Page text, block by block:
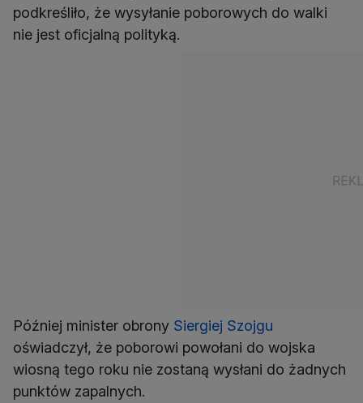
podkreśliło, że wysyłanie poborowych do walki
nie jest oficjalną polityką.
Później minister obrony Siergiej Szojgu
oświadczył, że poborowi powołani do wojska
wiosną tego roku nie zostaną wysłani do żadnych
punktów zapalnych.